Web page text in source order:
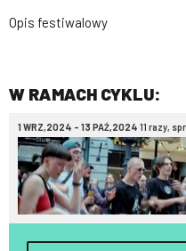
Opis festiwalowy
W RAMACH CYKLU:
1 WRZ,2024 - 13 PAŹ,2024 11 razy,